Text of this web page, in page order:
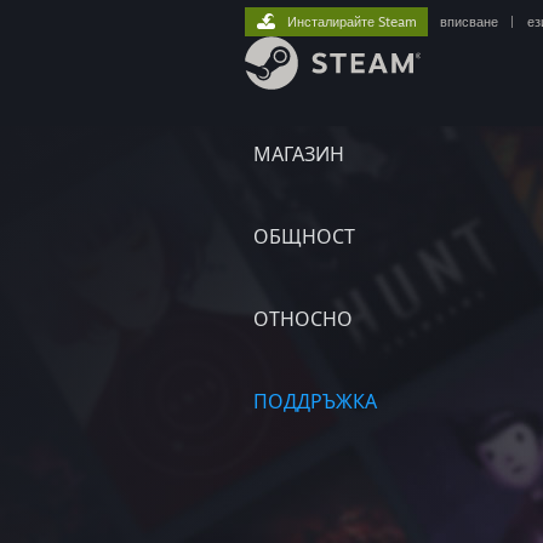
МАГАЗИН
ОБЩНОСТ
ОТНОСНО
ПОДДРЪЖКА
Инсталирайте Steam вписване